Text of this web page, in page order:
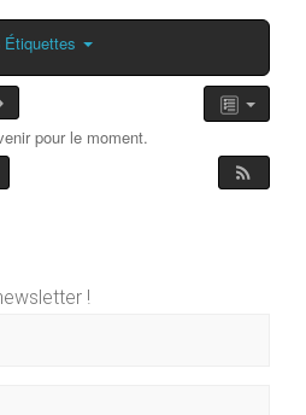
Étiquettes
pour le moment.
!